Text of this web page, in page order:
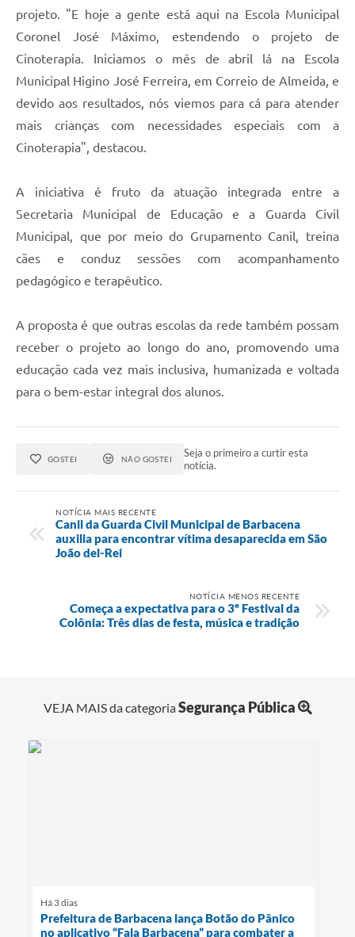
projeto. "E hoje a gente está aqui na Escola Municipal
Coronel José Máximo, estendendo o projeto de
Cinoterapia. Iniciamos o mês de abril lá na Escola
Municipal Higino José Ferreira, em Correio de Almeida, e
devido aos resultados, nós viemos para cá para atender
mais crianças com necessidades especiais com a
Cinoterapia", destacou.
A iniciativa é fruto da atuação integrada entre a
Secretaria Municipal de Educação e a Guarda Civil
Municipal, que por meio do Grupamento Canil, treina
cães e conduz sessões com acompanhamento
pedagógico e terapêutico.
A proposta é que outras escolas da rede também possam
receber o projeto ao longo do ano, promovendo uma
educação cada vez mais inclusiva, humanizada e voltada
para o bem-estar integral dos alunos.
GOSTEI NÃO GOSTEI
Seja o primeiro a curtir esta
notícia.
NOTÍCIA MAIS RECENTE
Canil da Guarda Civil Municipal de Barbacena
auxilia para encontrar vítima desaparecida em São
João del-Rei
NOTÍCIA MENOS RECENTE
Começa a expectativa para o 3º Festival da
Colônia: Três dias de festa, música e tradição
VEJA MAIS da categoriaSegurança Pública
Há 3 dias
Prefeitura de Barbacena lança Botão do Pânico
no aplicativo “Fala Barbacena” para combater a